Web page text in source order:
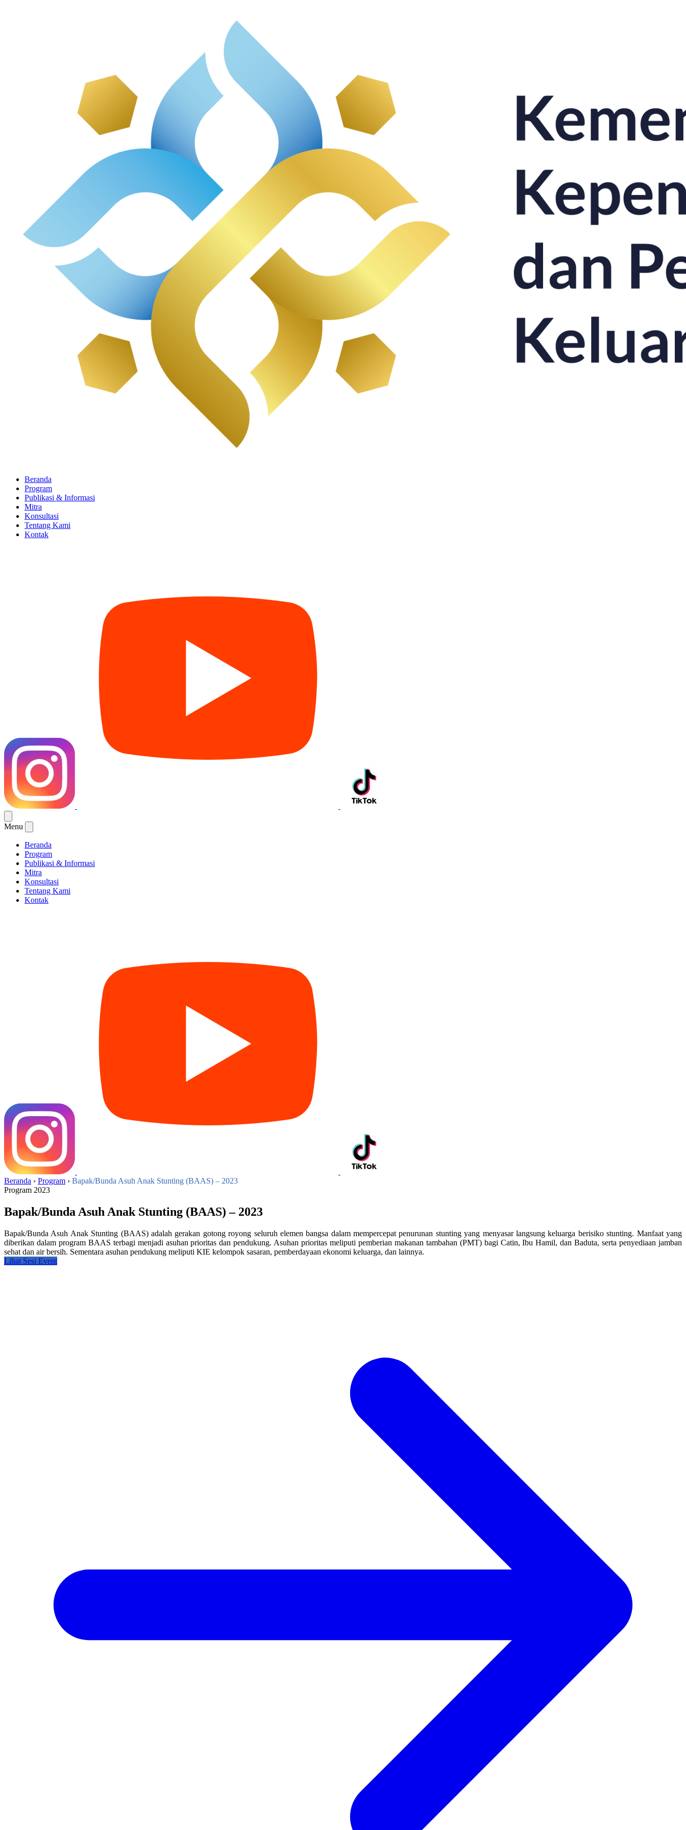
Beranda
Program
Publikasi & Informasi
Mitra
Konsultasi
Tentang Kami
Kontak
Menu
Beranda
Program
Publikasi & Informasi
Mitra
Konsultasi
Tentang Kami
Kontak
Beranda › Program › Bapak/Bunda Asuh Anak Stunting (BAAS) – 2023
Program 2023
Bapak/Bunda Asuh Anak Stunting (BAAS) – 2023
Bapak/Bunda Asuh Anak Stunting (BAAS) adalah gerakan gotong royong seluruh elemen bangsa dalam mempercepat penurunan stunting yang menyasar langsung keluarga berisiko stunting. Manfaat yang
diberikan dalam program BAAS terbagi menjadi asuhan prioritas dan pendukung. Asuhan prioritas meliputi pemberian makanan tambahan (PMT) bagi Catin, Ibu Hamil, dan Baduta, serta penyediaan jamban
sehat dan air bersih. Sementara asuhan pendukung meliputi KIE kelompok sasaran, pemberdayaan ekonomi keluarga, dan lainnya.
Lihat Sesi Event